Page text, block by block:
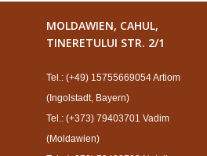
MOLDAWIEN, CAHUL,
TINERETULUI STR. 2/1
Tel.: (+49) 15755669054 Artiom
(Ingolstadt, Bayern)
Tel.: (+373) 79403701 Vadim
(Moldawien)